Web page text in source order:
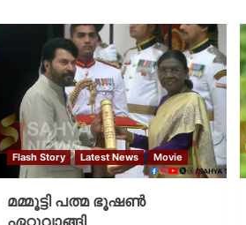
Flash Story Latest News Movie
മമ്മൂട്ടി പത്മ ഭൂഷൺ